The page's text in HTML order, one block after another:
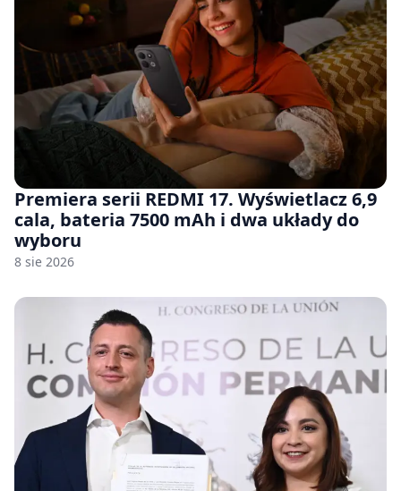
Premiera serii REDMI 17. Wyświetlacz 6,9
cala, bateria 7500 mAh i dwa układy do
wyboru
8 sie 2026